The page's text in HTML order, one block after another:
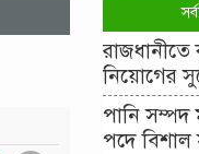
রাজধানীতে
নিয়োগের
পানি সম্পদ
পদে বিশাল